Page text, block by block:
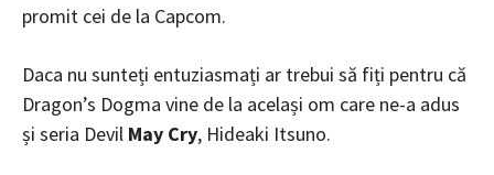
promit cei de la Capcom.
Daca nu sunteți entuziasmați ar trebui să fiți pentru că
Dragon’s Dogma vine de la același om care ne-a adus
și seria Devil May Cry, Hideaki Itsuno.